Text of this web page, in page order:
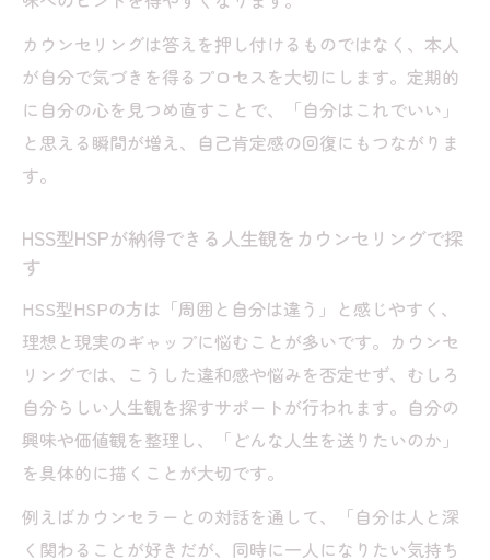
カウンセリングは答えを押し付けるものではなく、本人
が自分で気づきを得るプロセスを大切にします。定期的
に自分の心を見つめ直すことで、「自分はこれでいい」
と思える瞬間が増え、自己肯定感の回復にもつながりま
す。
HSS型HSPが納得できる人生観をカウンセリングで探
す
HSS型HSPの方は「周囲と自分は違う」と感じやすく、
理想と現実のギャップに悩むことが多いです。カウンセ
リングでは、こうした違和感や悩みを否定せず、むしろ
自分らしい人生観を探すサポートが行われます。自分の
興味や価値観を整理し、「どんな人生を送りたいのか」
を具体的に描くことが大切です。
例えばカウンセラーとの対話を通して、「自分は人と深
く関わることが好きだが、同時に一人になりたい気持ち